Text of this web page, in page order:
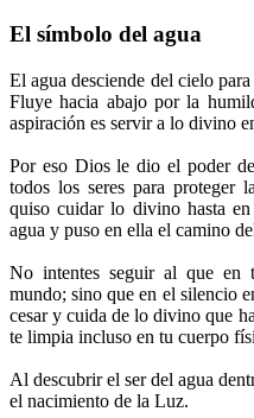
El símbolo del agua
El agua desciende del cielo
Fluye hacia abajo por la
aspiración es servir a lo divino
Por eso Dios le dio el poder
todos los seres para proteger
quiso cuidar lo divino hasta
agua y puso en ella el camino
No intentes seguir al que en
mundo; sino que en el silencio
cesar y cuida de lo divino que
te limpia incluso en tu cuerpo
Al descubrir el ser del agua
el nacimiento de la Luz.